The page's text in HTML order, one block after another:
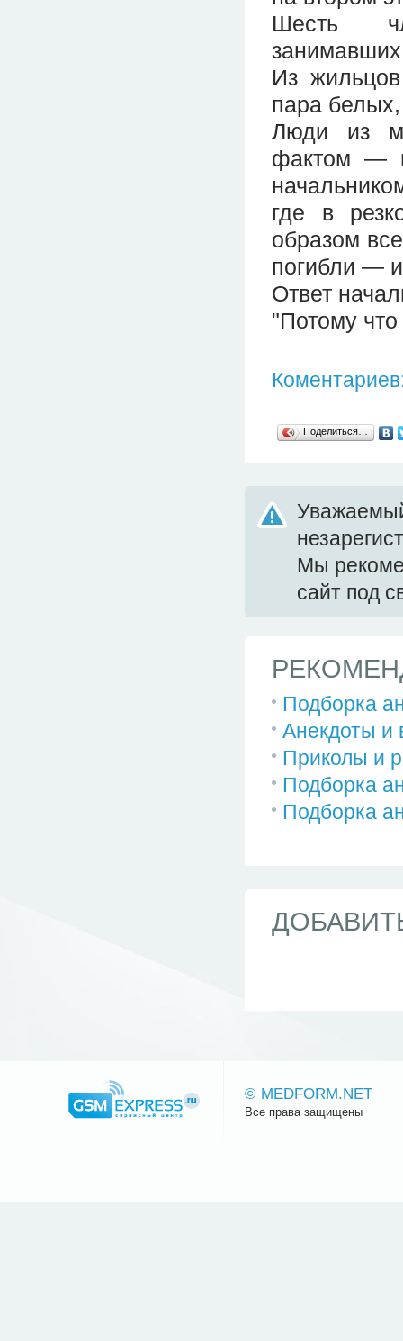
Шесть
занимавших
Из
пара
Люди из
фактом —
где в
образом
погибли —
Ответ
"Потому
Поделиться…
Мы
сайт под
Подборка
Анекдоты и
Приколы и
Подборка
Подборка
© MEDFORM.NET
Все права защищены